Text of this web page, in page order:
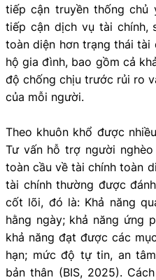
tiếp cận truyền thống chủ
tiếp cận dịch vụ tài chính,
toàn diện hơn trạng thái tài
hộ gia đình, bao gồm cả
độ chống chịu trước rủi ro
của mỗi người.
Theo khuôn khổ được
Tư vấn hỗ trợ người
toàn cầu về tài chính toàn
tài chính thường được
cốt lõi, đó là: Khả năng
hằng ngày; khả năng ứng
khả năng đạt được các
hạn; mức độ tự tin, an
bản thân (BIS, 2025).